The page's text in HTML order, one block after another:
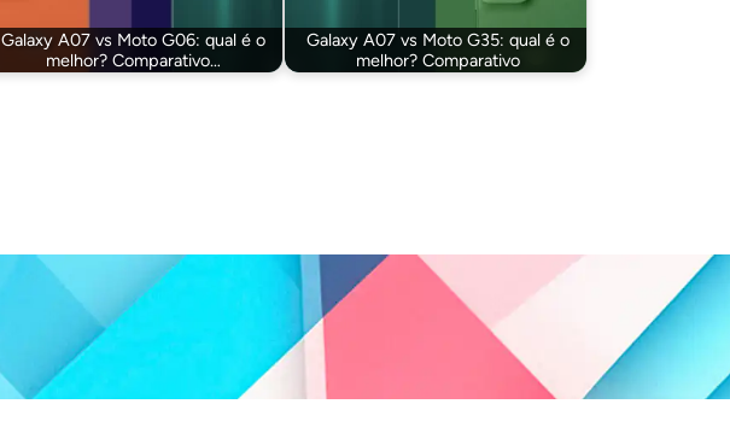
Galaxy A07 vs Moto G06: qual é o
melhor? Comparativo…
Galaxy A07 vs Moto G35: qual é o
melhor? Comparativo